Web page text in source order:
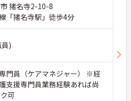
猪名寺2-10-8
「猪名寺駅」徒歩4分
)
門員（ケアマネジャー） ※経
支援専門員業務経験あれば尚
可